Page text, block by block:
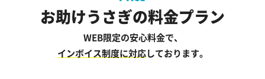
お助けうさぎの料金プラン
WEB限定の安心料金で、
インボイス制度に対応しております。